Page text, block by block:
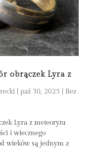
obrączek Lyra z
| paź 30, 2025
Bez
Lyra z meteorytu
i wiecznego
wieków są jednym z